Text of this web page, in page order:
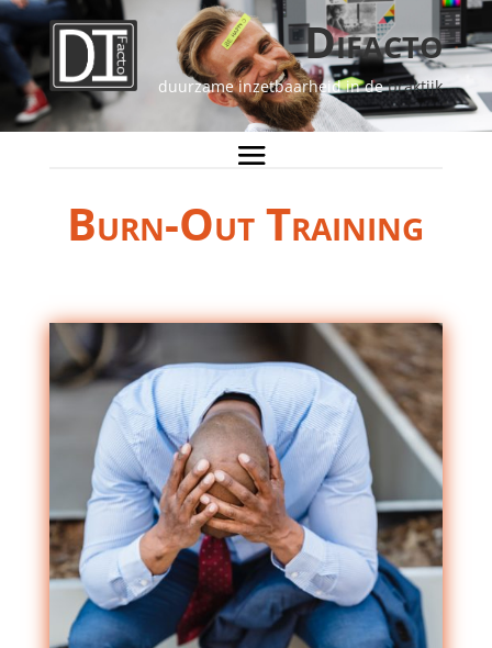
Difacto
duurzame inzetbaarheid in de praktijk
Burn-Out Training